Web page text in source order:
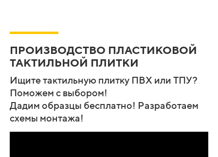
ПРОИЗВОДСТВО ПЛАСТИКОВОЙ
ТАКТИЛЬНОЙ ПЛИТКИ
Ищите тактильную плитку ПВХ или ТПУ?
Поможем с выбором!
Дадим образцы бесплатно! Разработаем
схемы монтажа!